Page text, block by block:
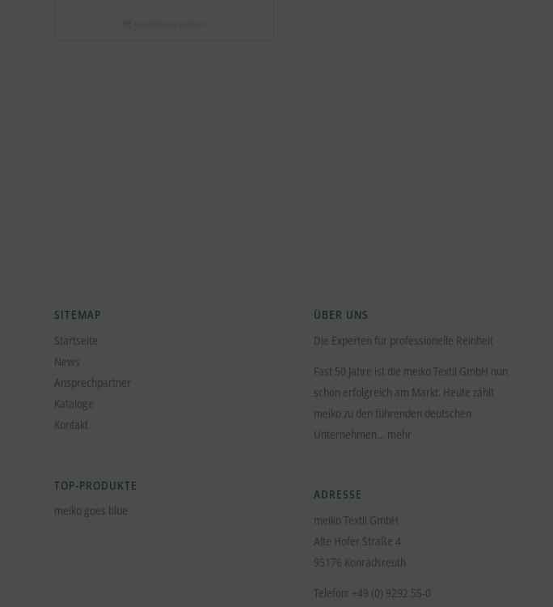
SITEMAP
Startseite
News
Ansprechpartner
Kataloge
Kontakt
TOP-PRODUKTE
meiko goes blue
ÜBER UNS
Die Experten für professionelle Reinheit
Fast 50 Jahre ist die meiko Textil GmbH nun
schon erfolgreich am Markt. Heute zählt
meiko zu den führenden deutschen
Unternehmen… mehr
ADRESSE
meiko Textil GmbH
Alte Hofer Straße 4
95176 Konradsreuth
Telefon: +49 (0) 9292 55-0